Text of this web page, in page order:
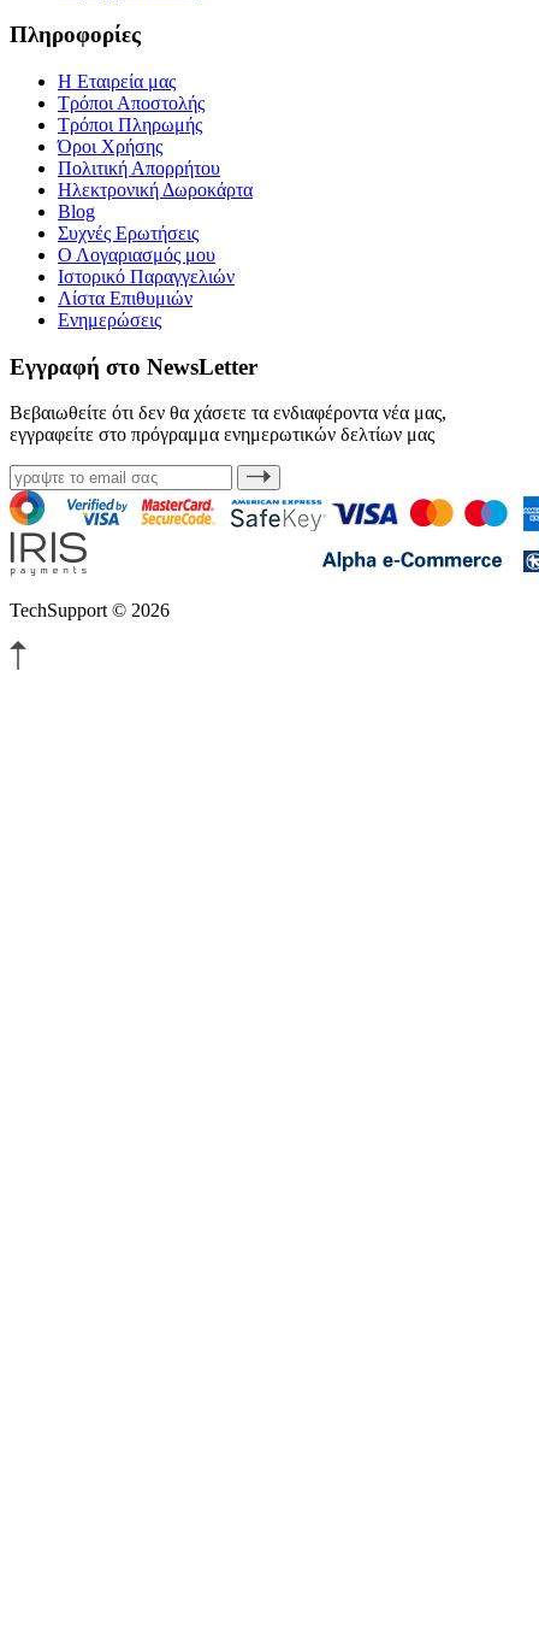
Πληροφορίες
Η Εταιρεία μας
Τρόποι Αποστολής
Τρόποι Πληρωμής
Όροι Χρήσης
Πολιτική Απορρήτου
Ηλεκτρονική Δωροκάρτα
Blog
Συχνές Ερωτήσεις
Ο Λογαριασμός μου
Ιστορικό Παραγγελιών
Λίστα Επιθυμιών
Ενημερώσεις
Εγγραφή στο NewsLetter
Βεβαιωθείτε ότι δεν θα χάσετε τα ενδιαφέροντα νέα μας,
εγγραφείτε στο πρόγραμμα ενημερωτικών δελτίων μας
TechSupport © 2026